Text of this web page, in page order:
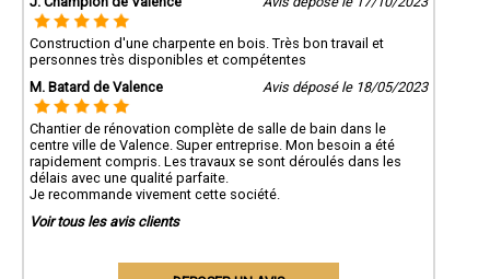
Construction d'une charpente en bois. Très bon travail et
personnes très disponibles et compétentes
M. Batard de Valence
Avis déposé le 18/05/2023
Chantier de rénovation complète de salle de bain dans le
centre ville de Valence. Super entreprise. Mon besoin a été
rapidement compris. Les travaux se sont déroulés dans les
délais avec une qualité parfaite.
Je recommande vivement cette société.
Voir tous les avis clients